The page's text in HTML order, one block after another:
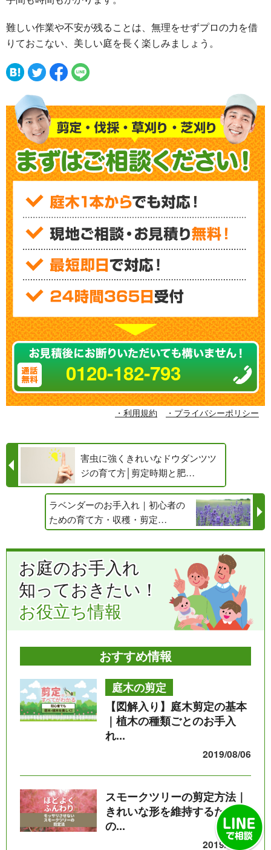
難しい作業や不安が残ることは、無理をせずプロの力を借
りておこない、美しい庭を長く楽しみましょう。
0120-182-793
・利用規約 ・プライバシーポリシー
害虫に強くきれいなドウダンツツ
ジの育て方│剪定時期と肥…
ラベンダーのお手入れ｜初心者の
ための育て方・収穫・剪定…
お庭のお手入れ
知っておきたい！
お役立ち情報
おすすめ情報
庭木の剪定
【図解入り】庭木剪定の基本
｜植木の種類ごとのお手入
れ...
2019/08/06
スモークツリーの剪定方法｜
きれいな形を維持するため
の...
2019/07/26